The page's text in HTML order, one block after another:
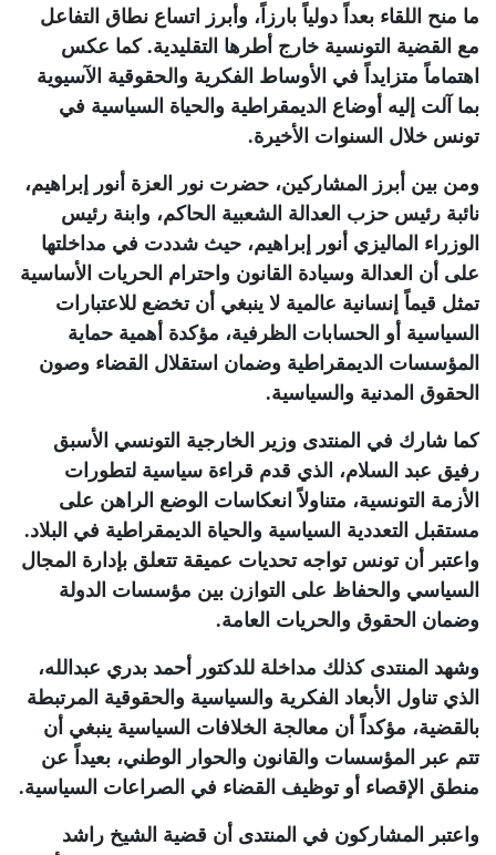
ما منح اللقاء بعداً دولياً بارزاً، وأبرز اتساع نطاق التفاعل
مع القضية التونسية خارج أطرها التقليدية. كما عكس
اهتماماً متزايداً في الأوساط الفكرية والحقوقية الآسيوية
بما آلت إليه أوضاع الديمقراطية والحياة السياسية في
تونس خلال السنوات الأخيرة.
ومن بين أبرز المشاركين، حضرت نور العزة أنور إبراهيم،
نائبة رئيس حزب العدالة الشعبية الحاكم، وابنة رئيس
الوزراء الماليزي أنور إبراهيم، حيث شددت في مداخلتها
على أن العدالة وسيادة القانون واحترام الحريات الأساسية
تمثل قيماً إنسانية عالمية لا ينبغي أن تخضع للاعتبارات
السياسية أو الحسابات الظرفية، مؤكدة أهمية حماية
المؤسسات الديمقراطية وضمان استقلال القضاء وصون
الحقوق المدنية والسياسية.
كما شارك في المنتدى وزير الخارجية التونسي الأسبق
رفيق عبد السلام، الذي قدم قراءة سياسية لتطورات
الأزمة التونسية، متناولاً انعكاسات الوضع الراهن على
مستقبل التعددية السياسية والحياة الديمقراطية في البلاد.
واعتبر أن تونس تواجه تحديات عميقة تتعلق بإدارة المجال
السياسي والحفاظ على التوازن بين مؤسسات الدولة
وضمان الحقوق والحريات العامة.
وشهد المنتدى كذلك مداخلة للدكتور أحمد بدري عبدالله،
الذي تناول الأبعاد الفكرية والسياسية والحقوقية المرتبطة
بالقضية، مؤكداً أن معالجة الخلافات السياسية ينبغي أن
تتم عبر المؤسسات والقانون والحوار الوطني، بعيداً عن
منطق الإقصاء أو توظيف القضاء في الصراعات السياسية.
واعتبر المشاركون في المنتدى أن قضية الشيخ راشد